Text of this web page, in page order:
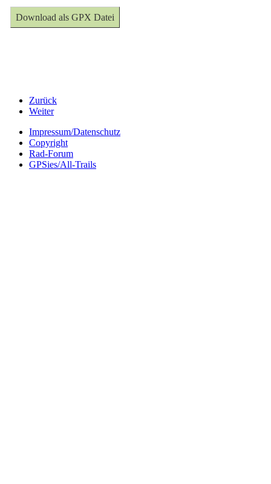
Download als GPX Datei
Zurück
Weiter
Impressum/Datenschutz
Copyright
Rad-Forum
GPSies/All-Trails